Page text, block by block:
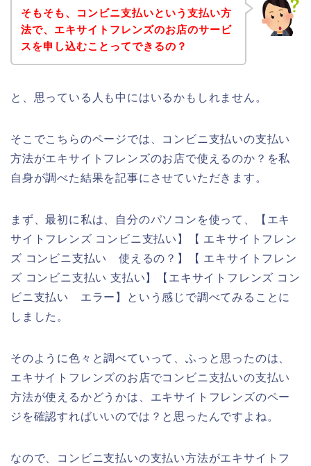
そもそも、コンビニ支払いという支払い方
法で、エキサイトフレンズのお店のサービ
スを申し込むことってできるの？
と、思っている人も中にはいるかもしれません。
そこでこちらのページでは、コンビニ支払いの支払い
方法がエキサイトフレンズのお店で使えるのか？を私
自身が調べた結果を記事にさせていただきます。
まず、最初に私は、自分のパソコンを使って、【エキ
サイトフレンズ コンビニ支払い】【 エキサイトフレン
ズ コンビニ支払い 使えるの？】【 エキサイトフレン
ズ コンビニ支払い 支払い】【エキサイトフレンズ コン
ビニ支払い エラー】という感じで調べてみることに
しました。
そのように色々と調べていって、ふっと思ったのは、
エキサイトフレンズのお店でコンビニ支払いの支払い
方法が使えるかどうかは、エキサイトフレンズのペー
ジを確認すればいいのでは？と思ったんですよね。
なので、コンビニ支払いの支払い方法がエキサイトフ